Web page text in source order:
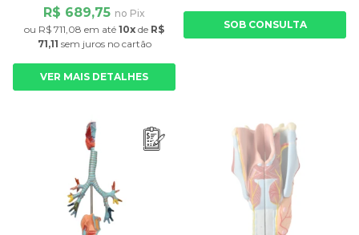
R$ 689,75 no Pix
ou R$ 711,08 em até 10x de R$
71,11 sem jurosno cartão
VER MAIS DETALHES
SOB CONSULTA